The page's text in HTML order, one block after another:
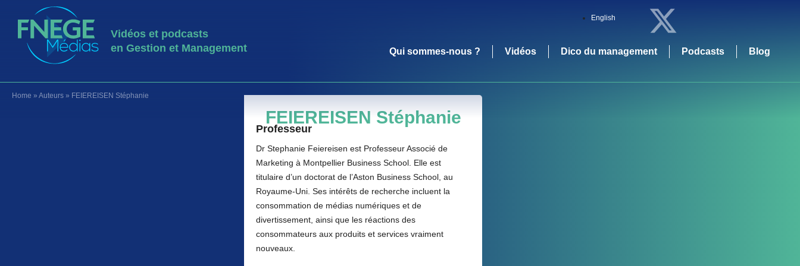
Vidéos et podcasts
en Gestion et Management
English
Qui sommes-nous ? Vidéos Dico du management Podcasts Blog
Home » Auteurs » FEIEREISEN Stéphanie
FEIEREISEN Stéphanie
Professeur
Dr Stephanie Feiereisen est Professeur Associé de
Marketing à Montpellier Business School. Elle est
titulaire d’un doctorat de l’Aston Business School, au
Royaume-Uni. Ses intérêts de recherche incluent la
consommation de médias numériques et de
divertissement, ainsi que les réactions des
consommateurs aux produits et services vraiment
nouveaux.